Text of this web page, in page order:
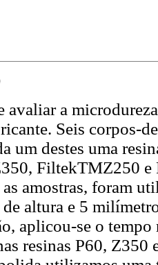
avaliar a
Seis corpos-
um destes uma
FiltekTMZ250 e
amostras, foram
altura e 5
aplicou-se o
resinas P60, Z350